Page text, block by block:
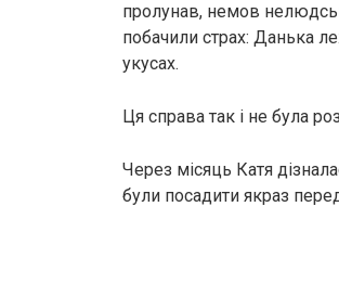
пролунав, немов
побачили страх: Данька
укусах.
Ця справа так і не була
Через місяць Катя
були посадити якраз